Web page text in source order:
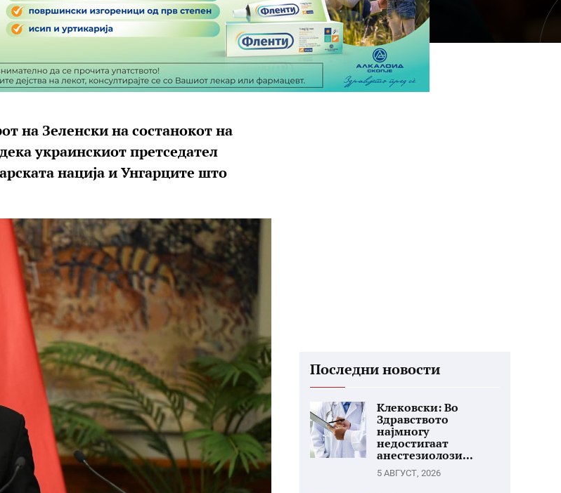
на Зеленски на состанокот на
украинскиот претседател
нација и Унгарците што
Последни новости
Клековски: Во
Здравството
најмногу
недостигаат
анестезиолози...
5 АВГУСТ, 2026